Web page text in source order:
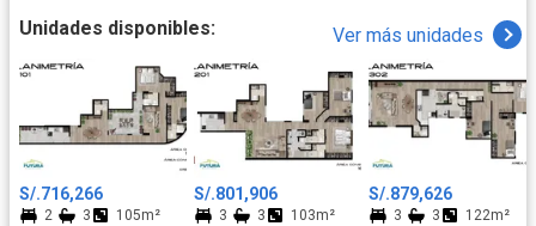
Unidades disponibles:
Ver más unidades
S/.716,266
2 3
105m²
S/.801,906
3 3
103m²
S/.879,626
3 3
122m²